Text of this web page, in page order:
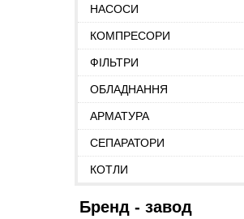
НАСОСИ
КОМПРЕСОРИ
ФІЛЬТРИ
ОБЛАДНАННЯ
АРМАТУРА
СЕПАРАТОРИ
КОТЛИ
Бренд - завод